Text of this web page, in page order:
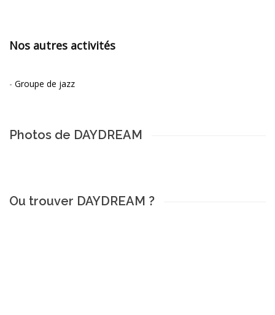
Nos autres activités
- Groupe de jazz
Photos de DAYDREAM
Ou trouver DAYDREAM ?